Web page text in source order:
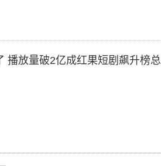
播放量破2亿成红果短剧飙升榜总